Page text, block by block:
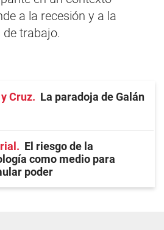
a la recesión y a la
de trabajo.
Cruz La paradoja de Galán
El riesgo de la
como medio para
poder